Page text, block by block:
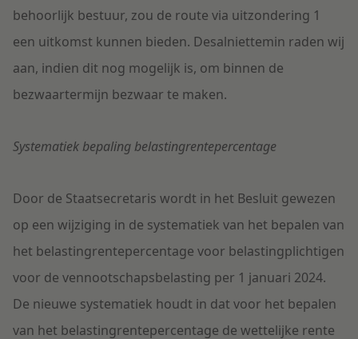
behoorlijk bestuur, zou de route via uitzondering 1
een uitkomst kunnen bieden. Desalniettemin raden wij
aan, indien dit nog mogelijk is, om binnen de
bezwaartermijn bezwaar te maken.
Systematiek bepaling belastingrentepercentage
Door de Staatsecretaris wordt in het Besluit gewezen
op een wijziging in de systematiek van het bepalen van
het belastingrentepercentage voor belastingplichtigen
voor de vennootschapsbelasting per 1 januari 2024.
De nieuwe systematiek houdt in dat voor het bepalen
van het belastingrentepercentage de wettelijke rente